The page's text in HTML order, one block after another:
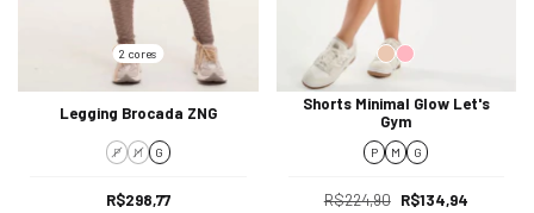
2 cores
Legging Brocada ZNG
P M G
R$298,77
Shorts Minimal Glow Let's
Gym
P M G
R$224,90 R$134,94